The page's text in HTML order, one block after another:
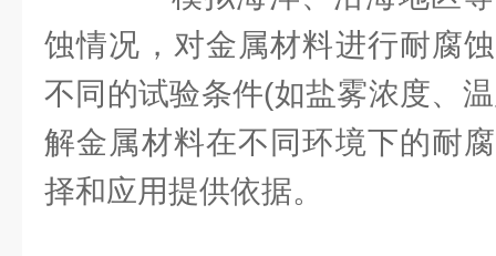
蚀情况，对金属材料进行耐腐
不同的试验条件(如盐雾浓度、
解金属材料在不同环境下的耐
择和应用提供依据。